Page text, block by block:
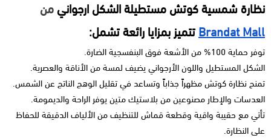
نظارة شمسية كوتش مستطيلة الشكل ارجوانيمن
Brandat Mallتتميز بمزايا رائعة تشمل:
توفر حماية 100% من الأشعة فوق البنفسجية الضارة.
الشكل المستطيل واللون الأرجواني يضيف لمسة من الأناقة والعصرية.
تمنح نظارة كوتش مظهراً جذاباً وتساعد في تقليل الوهج الناتج عن الشمس.
العدسات والإطار مصنوعين من بلاستيك متين يوفر الراحة والديمومة.
تأتي مع حقيبة واقية وقطعة قماش للتنظيف من الألياف الدقيقة للحفاظ
على النظارة.